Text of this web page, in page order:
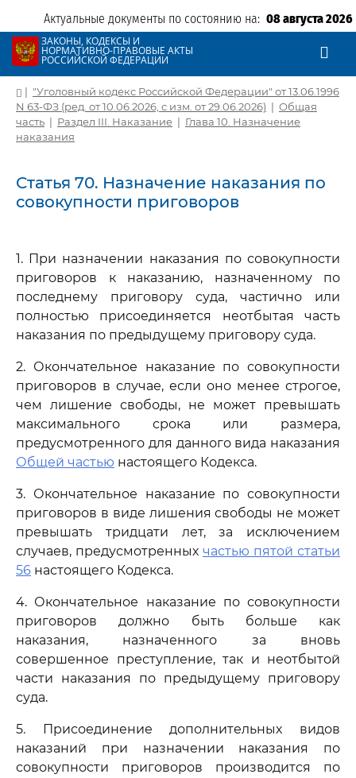
Актуальные документы по состоянию на: 08 августа 2026
ЗАКОНЫ, КОДЕКСЫ И
НОРМАТИВНО-ПРАВОВЫЕ АКТЫ
РОССИЙСКОЙ ФЕДЕРАЦИИ
| "Уголовный кодекс Российской Федерации" от 13.06.1996
N 63-ФЗ (ред. от 10.06.2026, с изм. от 29.06.2026) | Общая
часть | Раздел III. Наказание | Глава 10. Назначение
наказания
Статья 70. Назначение наказания по
совокупности приговоров
1. При назначении наказания по совокупности
приговоров к наказанию, назначенному по
последнему приговору суда, частично или
полностью присоединяется неотбытая часть
наказания по предыдущему приговору суда.
2. Окончательное наказание по совокупности
приговоров в случае, если оно менее строгое,
чем лишение свободы, не может превышать
максимального срока или размера,
предусмотренного для данного вида наказания
Общей частью настоящего Кодекса.
3. Окончательное наказание по совокупности
приговоров в виде лишения свободы не может
превышать тридцати лет, за исключением
случаев, предусмотренных частью пятой статьи
56 настоящего Кодекса.
4. Окончательное наказание по совокупности
приговоров должно быть больше как
наказания, назначенного за вновь
совершенное преступление, так и неотбытой
части наказания по предыдущему приговору
суда.
5. Присоединение дополнительных видов
наказаний при назначении наказания по
совокупности приговоров производится по